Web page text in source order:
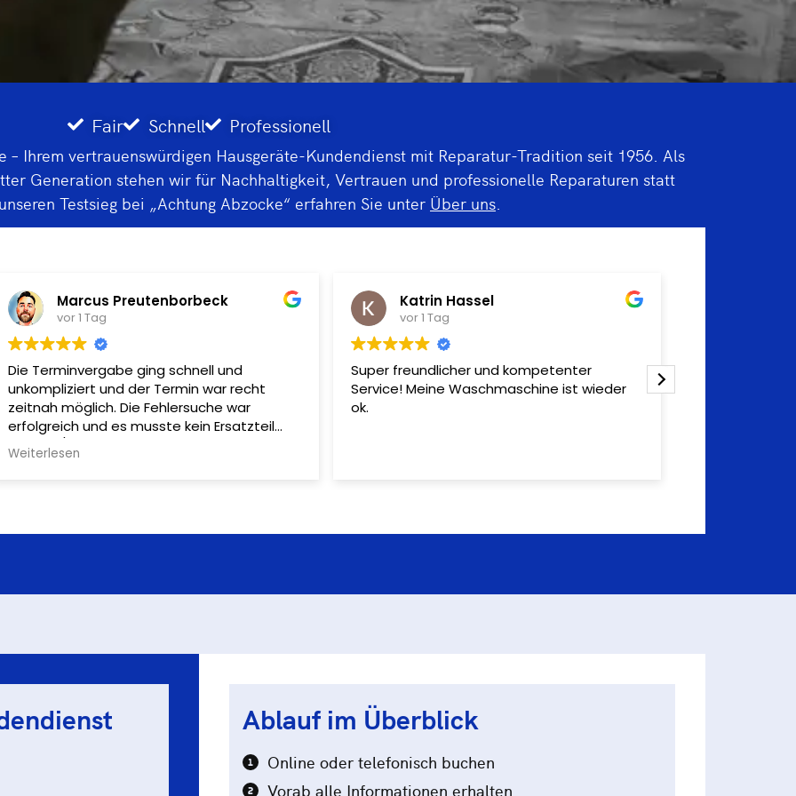
Fair Schnell Professionell
Ihrem vertrauenswürdigen Hausgeräte-Kundendienst mit Reparatur-Tradition seit 1956. Als
Generation stehen wir für Nachhaltigkeit, Vertrauen und professionelle Reparaturen statt
Testsieg bei „Achtung Abzocke“ erfahren Sie unter Über uns
Katrin Hassel
vor 1 Tag
Super freundlicher und kompetenter
Service! Meine Waschmaschine ist wieder
ok.
Ralf Offergeld
vor 2 Tagen
Die Reparatur ging professionell und zügig
von statten. Termintreue und ein sehr
freundlicher Mitarbeiter haben mich
Ablauf im Überblick
Online oder telefonisch buchen
Vorab alle Informationen erhalten